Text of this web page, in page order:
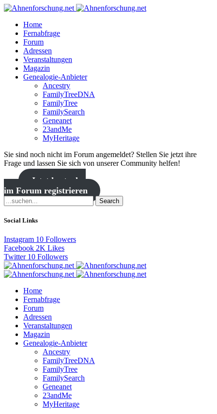
Home
Fernabfrage
Forum
Adressen
Veranstaltungen
Magazin
Genealogie-Anbieter
Ancestry
FamilyTreeDNA
FamilyTree
FamilySearch
Geneanet
23andMe
MyHeritage
Sie sind noch nicht im Forum angemeldet? Stellen Sie jetzt ihre
Frage und lassen Sie sich von unserer Community helfen!
Jetzt kostenlos
im Forum registrieren
Search
Social Links
Instagram 10 Followers
Facebook 2K Likes
Twitter 10 Followers
Home
Fernabfrage
Forum
Adressen
Veranstaltungen
Magazin
Genealogie-Anbieter
Ancestry
FamilyTreeDNA
FamilyTree
FamilySearch
Geneanet
23andMe
MyHeritage